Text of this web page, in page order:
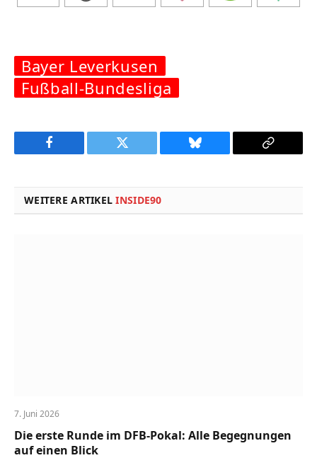
Bayer Leverkusen
Fußball-Bundesliga
Facebook Twitter Bluesky
Copy
WEITERE ARTIKELINSIDE90
7. Juni 2026
Die erste Runde im DFB-Pokal: Alle Begegnungen
auf einen Blick